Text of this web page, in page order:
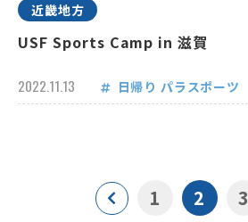
近畿地方
USF Sports Camp in 滋賀
2022.11.13 日帰り パラスポーツ
1 2 3